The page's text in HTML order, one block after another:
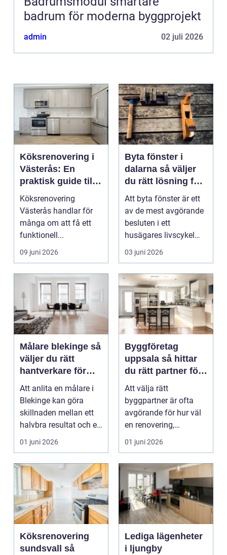
badrum för moderna byggprojekt
admin 02 juli 2026
Köksrenovering i
Västerås: En
praktisk guide till
ett lyckat projekt
Köksrenovering
Västerås handlar för
många om att få ett
funktionell...
09 juni 2026
Byta fönster i
dalarna så väljer
du rätt lösning för
hus och klimat
Att byta fönster är ett
av de mest avgörande
besluten i ett
husägares livscykel
med sitt hem. Rätt f...
03 juni 2026
Målare blekinge så
väljer du rätt
hantverkare för
ditt projekt
Att anlita en målare i
Blekinge kan göra
skillnaden mellan ett
halvbra resultat och ett
hem eller en...
01 juni 2026
Byggföretag
uppsala så hittar
du rätt partner för
renovering och
ombyggnad
Att välja rätt
byggpartner är ofta
avgörande för hur väl
en renovering,
ombyggnad eller
tillbyggnad ...
01 juni 2026
Köksrenovering
sundsvall så
Lediga lägenheter
i ljungby